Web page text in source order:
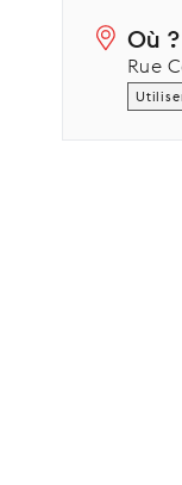
Où ?
Rue